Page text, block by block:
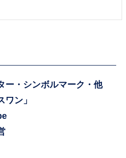
ー・シンボルマーク・他
ン」